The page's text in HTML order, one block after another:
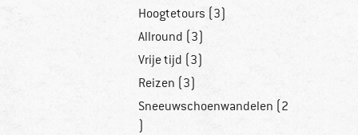
Hoogtetours (3)
Allround (3)
Vrije tijd (3)
Reizen (3)
Sneeuwschoenwandelen (2
)